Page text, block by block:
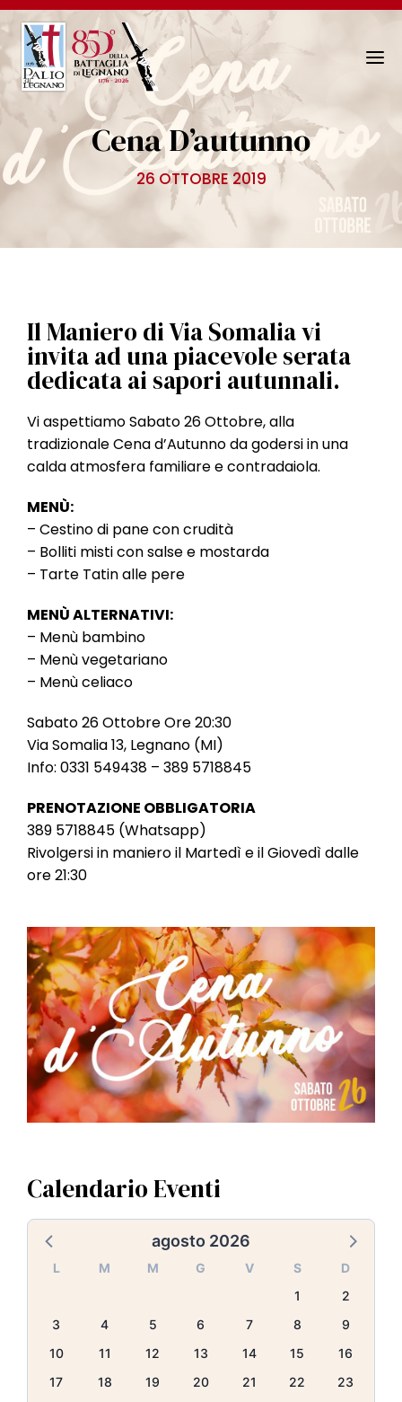
N
o
Cena D’autunno
26 OTTOBRE 2019
Il Maniero di Via Somalia vi
invita ad una piacevole serata
dedicata ai sapori autunnali.
Vi aspettiamo Sabato 26 Ottobre, alla
tradizionale Cena d’Autunno da godersi in una
calda atmosfera familiare e contradaiola.
MENÙ:
– Cestino di pane con crudità
– Bolliti misti con salse e mostarda
– Tarte Tatin alle pere
MENÙ ALTERNATIVI:
– Menù bambino
– Menù vegetariano
– Menù celiaco
Sabato 26 Ottobre Ore 20:30
Via Somalia 13, Legnano (MI)
Info: 0331 549438 – 389 5718845
PRENOTAZIONE OBBLIGATORIA
389 5718845 (Whatsapp)
Rivolgersi in maniero il Martedì e il Giovedì dalle
ore 21:30
Calendario Eventi
agosto 2026
L M M G V S
D
1
2
3
4 5 6 7 8
9
10
11 12 13 14 15
16
17
18 19 20 21 22
23